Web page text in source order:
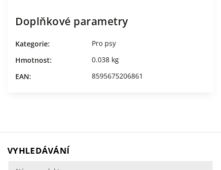
Doplňkové parametry
Kategorie:
Pro psy
Hmotnost:
0.038 kg
EAN: 8595675206861
VYHLEDÁVÁNÍ